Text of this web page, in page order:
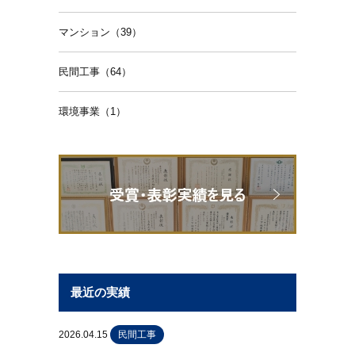
マンション（39）
民間工事（64）
環境事業（1）
最近の実績
2026.04.15 民間工事